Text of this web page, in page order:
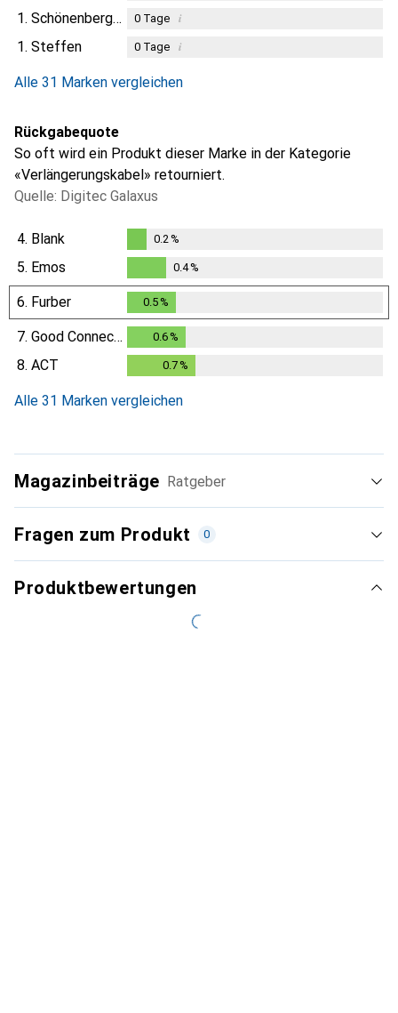
1. Schönenberger 0Tage i
1. Steffen 0Tage i
Alle 31 Marken vergleichen
Rückgabequote
So oft wird ein Produkt dieser Marke in der Kategorie
«Verlängerungskabel» retourniert.
Quelle: Digitec Galaxus
4. Blank
0.2%
0.2 %
5. Emos
0.4%
0.4%
6. Furber 0.5 %
7. Good Connections 0.6 %
8. ACT 0.7 %
Alle 31 Marken vergleichen
Magazinbeiträge Ratgeber
Fragen zum Produkt 0
Produktbewertungen